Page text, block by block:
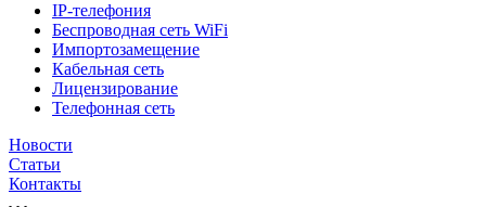
IP-телефония
Беспроводная сеть WiFi
Импортозамещение
Кабельная сеть
Лицензирование
Телефонная сеть
Новости
Статьи
Контакты